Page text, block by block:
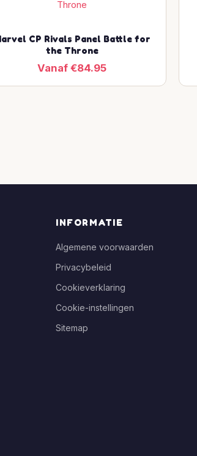
CP Rivals Panel Battle for
the Throne
Vanaf €84.95
INFORMATIE
Algemene voorwaarden
Privacybeleid
Cookieverklaring
Cookie-instellingen
Sitemap